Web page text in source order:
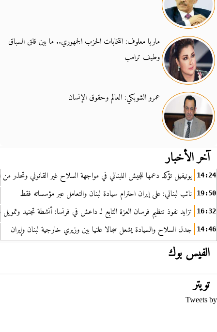
ماريا معلوف: انتخابات الحزب الجمهوري.. ما بين قلق السباق
وطيف ترامب
عمرو الشوبكي: العالم وحقوق الإنسان
آخر الأخبار
14:24 يونيفيل تؤكد دعمها للجيش اللبناني في مواجهة السلاح غير القانوني وتحذر من
19:50 نائب لبناني: على إيران احترام سيادة لبنان والتعامل عبر مؤسساته فقط
16:32 تزايد نفوذ تنظيم فرسان العزة التابع لـ داعش في فرنسا: أنشطة تجنيد
14:46 جدل السلاح والسيادة يشعل سجالا علنيا بين وزيري خارجية لبنان وإيران
الفيس بوك
تويتر
Tweets by